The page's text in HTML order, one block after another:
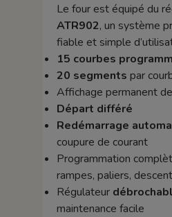
Le four est équipé du
ATR902, un système
fiable et simple
15 courbes
20 segments par
Affichage permanent
Départ différé
Redémarrage
coupure de courant
Programmation
rampes, paliers,
Régulateur
maintenance facile